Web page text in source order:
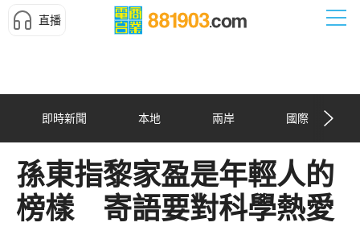
直播
即時新聞 本地 兩岸 國際
孫東指黎家盈是年輕人的
榜樣 寄語要對科學熱愛